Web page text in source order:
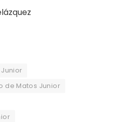
de Matos Junior